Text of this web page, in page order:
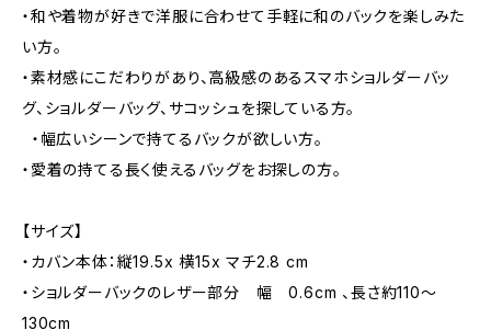
・和や着物が好きで洋服に合わせて手軽に和のバックを楽しみた
い方。
・素材感にこだわりがあり、高級感のあるスマホショルダーバッ
グ、ショルダーバッグ、サコッシュを探している方。
・幅広いシーンで持てるバックが欲しい方。
・愛着の持てる長く使えるバッグをお探しの方。
【サイズ】
・カバン本体：縦19.5x 横15x マチ2.8 cm
・ショルダーバックのレザー部分 幅 0.6cm 、長さ約110～
130cm